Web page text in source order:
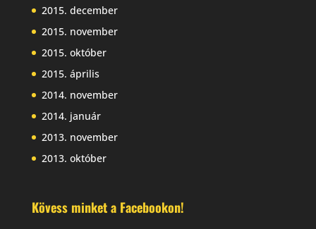
2015. december
2015. november
2015. október
2015. április
2014. november
2014. január
2013. november
2013. október
Kövess minket a Facebookon!